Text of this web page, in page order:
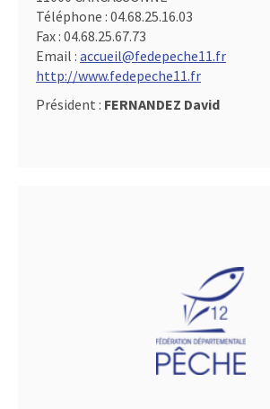
Téléphone : 04.68.25.16.03
Fax : 04.68.25.67.73
Email : accueil@fedepeche11.fr
http://www.fedepeche11.fr
Président : FERNANDEZ David